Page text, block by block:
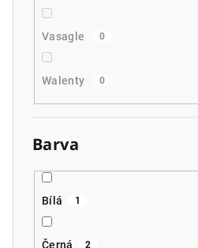
Vasagle 0
Walenty 0
Barva
Bílá 1
Černá 2